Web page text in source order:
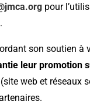
pour
son soutien à
leur promotion
(site web et réseaux